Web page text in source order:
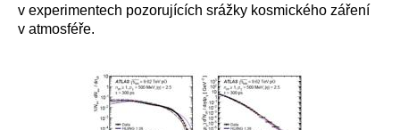
v experimentech pozorujících srážky kosmického záření
v atmosféře.